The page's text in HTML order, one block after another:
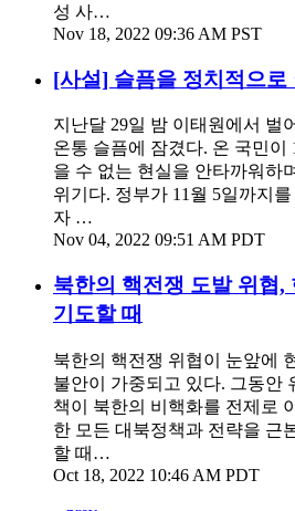
성 사…
Nov 18, 2022 09:36 AM PST
[사설] 슬픔을 정치적으로
지난달 29일 밤 이태원에서 벌
온통 슬픔에 잠겼다. 온 국민이
을 수 없는 현실을 안타까워하
위기다. 정부가 11월 5일까지
자 …
Nov 04, 2022 09:51 AM PDT
북한의 핵전쟁 도발 위협,
기도할 때
북한의 핵전쟁 위협이 눈앞에
불안이 가중되고 있다. 그동안
책이 북한의 비핵화를 전제로
한 모든 대북정책과 전략을 근
할 때…
Oct 18, 2022 10:46 AM PDT